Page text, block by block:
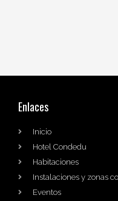
Enlaces
Inicio
Hotel Condedu
Habitaciones
Instalaciones y zonas
Eventos